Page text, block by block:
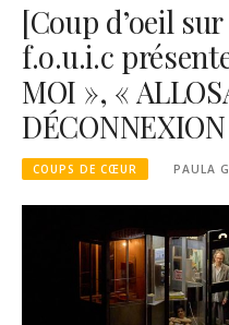
[Coup d’oeil
f.o.u.i.c
MOI », «
COUPS DE CŒUR PAULA